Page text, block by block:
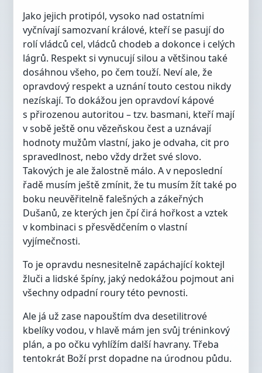
Jako jejich protipól, vysoko nad ostatními
vyčnívají samozvaní králové, kteří se pasují do
rolí vládců cel, vládců chodeb a dokonce i celých
lágrů. Respekt si vynucují silou a většinou také
dosáhnou všeho, po čem touží. Neví ale, že
opravdový respekt a uznání touto cestou nikdy
nezískají. To dokážou jen opravdoví kápové
s přirozenou autoritou – tzv. basmani, kteří mají
v sobě ještě onu vězeňskou čest a uznávají
hodnoty mužům vlastní, jako je odvaha, cit pro
spravedlnost, nebo vždy držet své slovo.
Takových je ale žalostně málo. A v neposlední
řadě musím ještě zmínit, že tu musím žít také po
boku neuvěřitelně falešných a zákeřných
Dušanů, ze kterých jen čpí čirá hořkost a vztek
v kombinaci s přesvědčením o vlastní
vyjímečnosti.
To je opravdu nesnesitelně zapáchající koktejl
žluči a lidské špíny, jaký nedokážou pojmout ani
všechny odpadní roury této pevnosti.
Ale já už zase napouštím dva desetilitrové
kbelíky vodou, v hlavě mám jen svůj tréninkový
plán, a po očku vyhlížím další havrany. Třeba
tentokrát Boží prst dopadne na úrodnou půdu.